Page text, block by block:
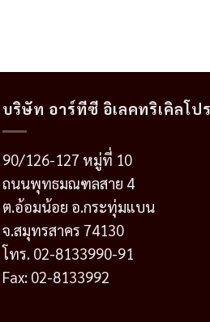
บริษัท อาร์ทีซี อิเลคทริเคิลโป
90/126-127 หมู่ที่ 10
ถนนพุทธมณฑลสาย 4
ต.อ้อมน้อย อ.กระทุ่มแบน
จ.สมุทรสาคร 74130
โทร. 02-8133990-91
Fax: 02-8133992